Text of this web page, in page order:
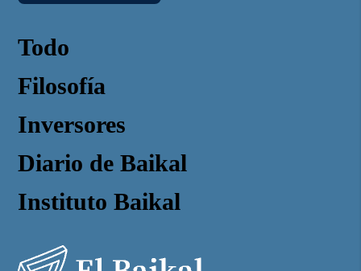
Todo
Filosofía
Inversores
Diario de Baikal
Instituto Baikal